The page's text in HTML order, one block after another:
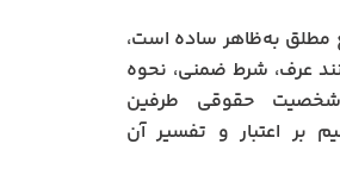
مطلق به‌ظاهر ساده است،
عرف، شرط ضمنی، نحوه
شخصیت حقوقی طرفین
بر اعتبار و تفسیر آن